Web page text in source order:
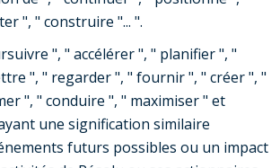
", " construire "... ".
", " accélérer ", " planifier ", "
", " regarder ", " fournir ", " créer ", "
", " conduire ", " maximiser " et
une signification similaire
futurs possibles ou un impact